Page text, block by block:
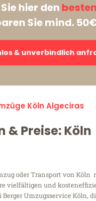
hier den
Sie mind.
& unverbindlich
Köln Algeciras
& Preise: Köln
oder Transport von Köln
vielfältigen und
Umzugsservice Köln,